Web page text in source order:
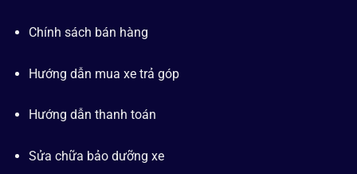
Chính sách bán hàng
Hướng dẫn mua xe trả góp
Hướng dẫn thanh toán
Sửa chữa bảo dưỡng xe